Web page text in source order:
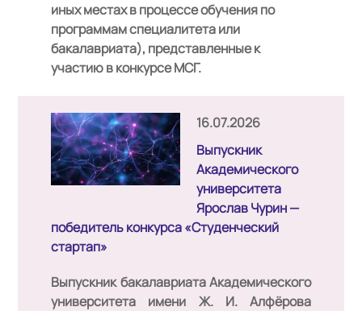
иных местах в процессе обучения по
программам специалитета или
бакалавриата), представленные к
участию в конкурсе МСГ.
16.07.2026
Выпускник
Академического
университета
Ярослав Чурин —
победитель конкурса «Студенческий
стартап»
Выпускник бакалавриата Академического
университета имени Ж. И. Алфёрова